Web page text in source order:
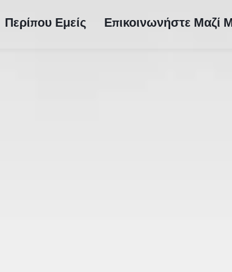
Περίπου Εμείς Επικοινωνήστε Μαζί